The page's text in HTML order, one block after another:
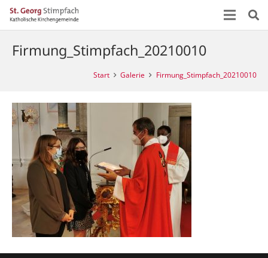
Firmung_Stimpfach_20210010
Start Galerie Firmung_Stimpfach_20210010